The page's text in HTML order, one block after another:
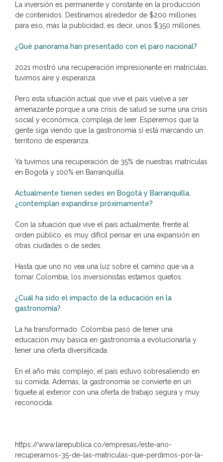
La inversión es permanente y constante en la producción
de contenidos. Destinamos alrededor de $200 millones
para eso, más la publicidad, es decir, unos $350 millones.
¿Qué panorama han presentado con el paro nacional?
2021 mostró una recuperación impresionante en matrículas,
tuvimos aire y esperanza.
Pero esta situación actual que vive el país vuelve a ser
amenazante porque a una crisis de salud se suma una crisis
social y económica, compleja de leer. Esperemos que la
gente siga viendo que la gastronomía sí está marcando un
territorio de esperanza.
Ya tuvimos una recuperación de 35% de nuestras matrículas
en Bogotá y 100% en Barranquilla.
Actualmente tienen sedes en Bogotá y Barranquilla,
¿contemplan expandirse próximamente?
Con la situación que vive el país actualmente, frente al
orden público, es muy difícil pensar en una expansión en
otras ciudades o de sedes.
Hasta que uno no vea una luz sobre el camino que va a
tomar Colombia, los inversionistas estamos quietos.
¿Cuál ha sido el impacto de la educación en la
gastronomía?
La ha transformado. Colombia pasó de tener una
educación muy básica en gastronomía a evolucionarla y
tener una oferta diversificada.
En el año más complejo, el país estuvo sobresaliendo en
su comida. Además, la gastronomía se convierte en un
tiquete al exterior con una oferta de trabajo segura y muy
reconocida.
https://www.larepublica.co/empresas/este-ano-
recuperamos-35-de-las-matriculas-que-perdimos-por-la-